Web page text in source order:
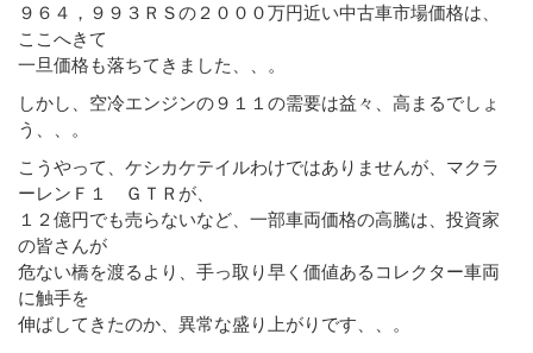
９６４，９９３ＲＳの２０００万円近い中古車市場価格は、
ここへきて
一旦価格も落ちてきました、、。
しかし、空冷エンジンの９１１の需要は益々、高まるでしょ
う、、。
こうやって、ケシカケテイルわけではありませんが、マクラ
ーレンＦ１ ＧＴＲが、
１２億円でも売らないなど、一部車両価格の高騰は、投資家
の皆さんが
危ない橋を渡るより、手っ取り早く価値あるコレクター車両
に触手を
伸ばしてきたのか、異常な盛り上がりです、、。